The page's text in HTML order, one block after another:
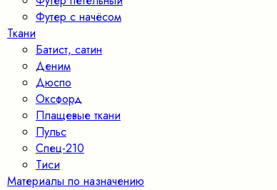
Футер с начёсом
Ткани
Батист, сатин
Деним
Дюспо
Оксфорд
Плащевые ткани
Пульс
Спец-210
Тиси
Материалы по назначению